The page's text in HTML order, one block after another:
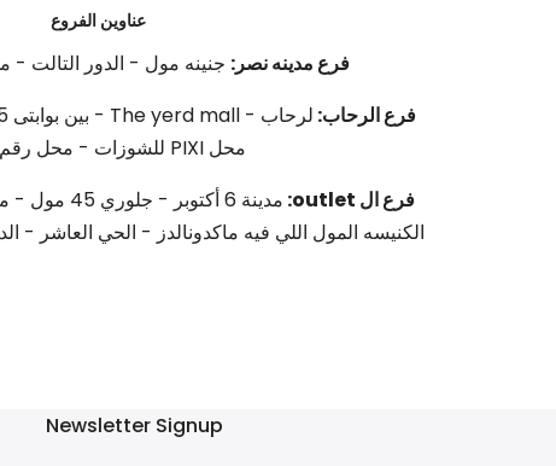
عناوين الفروع
فرع مدينه نصر: جنينه مول - الدور التالت - محل 8 بجوار
فرع الرحاب:
محل PIXI للشوزات - محل رقم G 23
فرع ال outlet:
مدينة 6
الكنيسه المول اللي فيه ماكدونالدز - الحي العاشر -
Newsletter Signup